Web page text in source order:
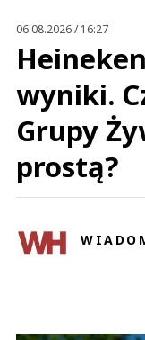
06.08.2026 / 16:27
wyniki.
Grupy
prostą?